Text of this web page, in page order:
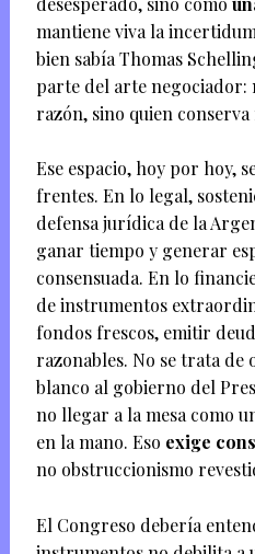
mantiene viva la
bien sabía Thomas
parte del arte negociador:
razón, sino quien
Ese espacio, hoy por hoy,
frentes. En lo legal,
defensa jurídica de la
ganar tiempo y generar
consensuada. En lo
de instrumentos
fondos frescos, emitir
razonables. No se trata
blanco al gobierno del
no llegar a la mesa como
en la mano. Eso exige
no obstruccionismo
El Congreso debería